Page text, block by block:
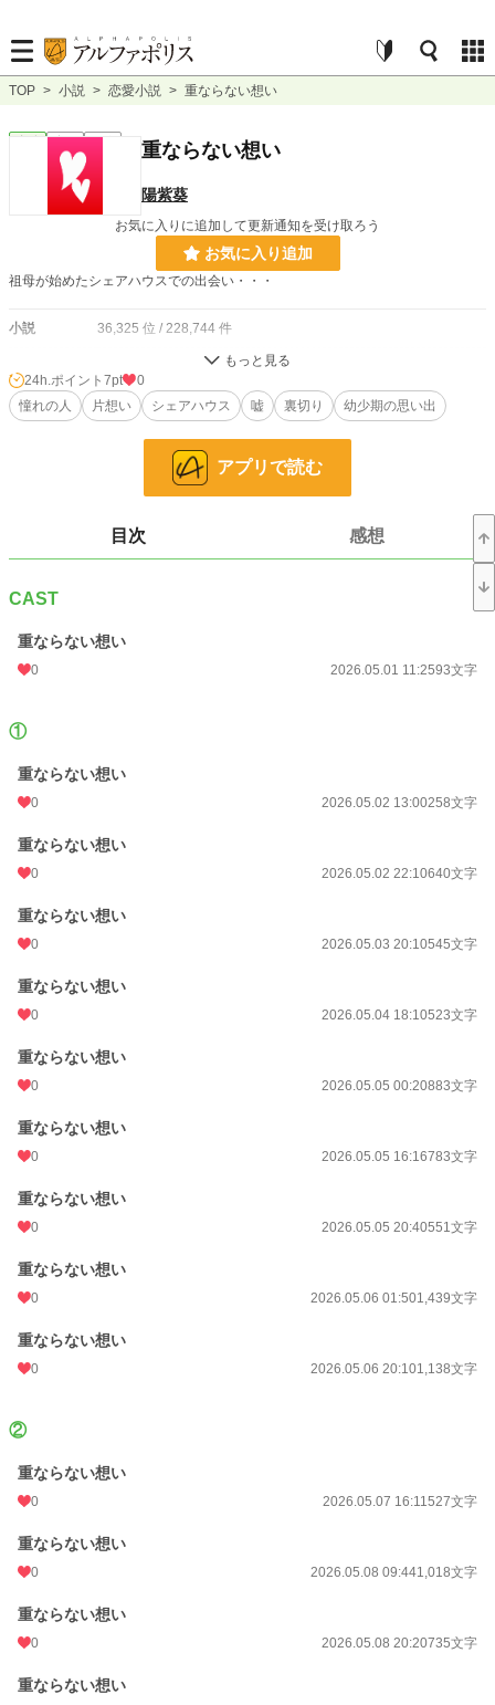
TOP > 小説 > 恋愛小説 > 重ならない想い
完結 短編 重ならない想い
陽紫葵
お気に入りに追加して更新通知を受け取ろう
お気に入り追加
祖母が始めたシェアハウスでの出会い・・・
小説 36,325 位 / 228,744 件
15,842 位 / 66,363 件
お気に入り 0
初回公開日時 2026.05.01 11:25
初回完結日時
週間ポイント 21 pt (62,459 位)
月間ポイント
24h.ポイント 7pt
0
憧れの人
片想い シェアハウス 嘘 裏切り 幼少期の思い出
アプリで読む
目次 感想
CAST
重ならない想い
0 2026.05.01 11:2593文字
①
重ならない想い
0 2026.05.02 13:00258文字
重ならない想い
0 2026.05.02 22:10640文字
重ならない想い
0 2026.05.03 20:10545文字
重ならない想い
0 2026.05.04 18:10523文字
重ならない想い
0 2026.05.05 00:20883文字
重ならない想い
0 2026.05.05 16:16783文字
重ならない想い
0 2026.05.05 20:40551文字
重ならない想い
0 2026.05.06 01:501,439文字
重ならない想い
0 2026.05.06 20:101,138文字
②
重ならない想い
0 2026.05.07 16:11527文字
重ならない想い
0 2026.05.08 09:441,018文字
重ならない想い
0 2026.05.08 20:20735文字
重ならない想い